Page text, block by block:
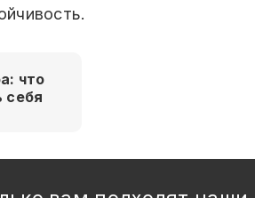
что
себя